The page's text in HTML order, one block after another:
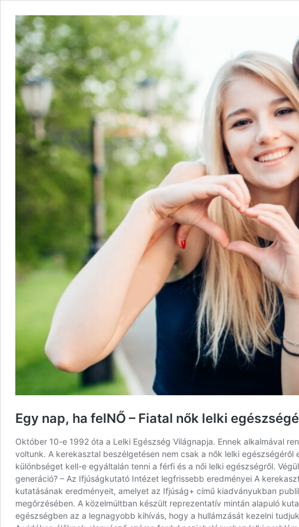
Egy nap, ha felNŐ – Fiatal nők lelki
Október 10-e 1992 óta a Lelki Egészség Világnapja. Ennek alkalmával
voltunk. A kerekasztal beszélgetésen nem csak a nők lelki
különbséget kell-e egyáltalán tenni a férfi és a női lelki egészségről.
generáció? – Az Ifjúságkutató Intézet legfrissebb eredményei A
kutatásának eredményeit, amelyet az Ifjúság+ című kiadványukban
megőrzésében. A közelmúltban készült reprezentatív mintán alapuló
egészségben az a legnagyobb kihívás, hogy a hullámzását kezelni